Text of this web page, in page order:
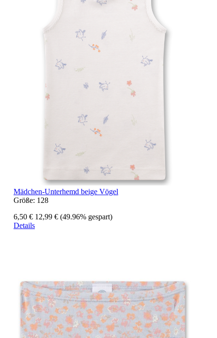
Mädchen-Unterhemd beige Vögel
Größe: 128
6,50 € 12,99 € (49.96% gespart)
Details